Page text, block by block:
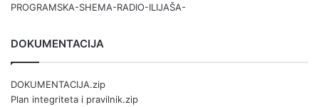
PROGRAMSKA-SHEMA-RADIO-ILIJAŠA-
DOKUMENTACIJA
DOKUMENTACIJA.zip
Plan integriteta i pravilnik.zip